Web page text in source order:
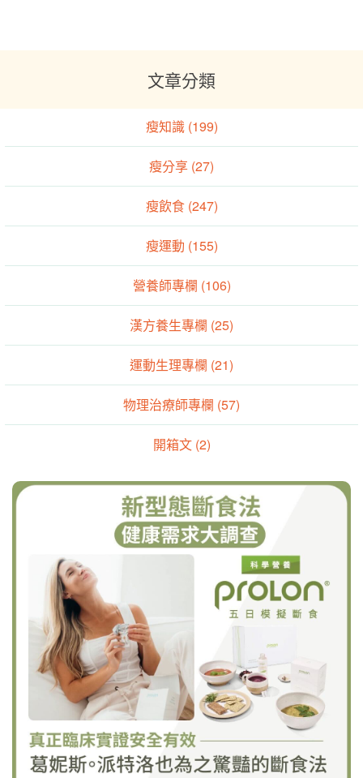
文章分類
瘦知識 (199)
瘦分享 (27)
瘦飲食 (247)
瘦運動 (155)
營養師專欄 (106)
漢方養生專欄 (25)
運動生理專欄 (21)
物理治療師專欄 (57)
開箱文 (2)